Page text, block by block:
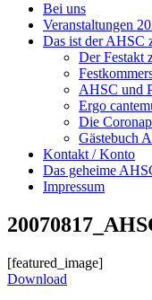
Bei uns
Veranstaltungen
Das ist der AHSC
Der Festakt
AHSC und
Ergo
Die
Gästebuch
Kontakt / Konto
Das geheime
Impressum
[featured_image]
Download